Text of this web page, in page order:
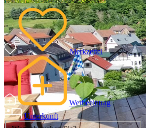
Merkzettel
Werbeeintrag
Unterkunft